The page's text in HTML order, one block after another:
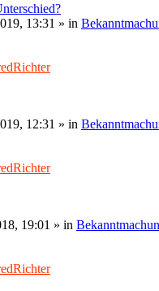
13:31 » in
12:31 » in
19:01 » in